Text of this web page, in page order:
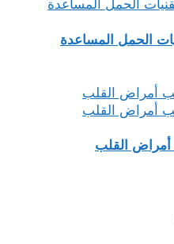
الحمل المساعدة
القلب